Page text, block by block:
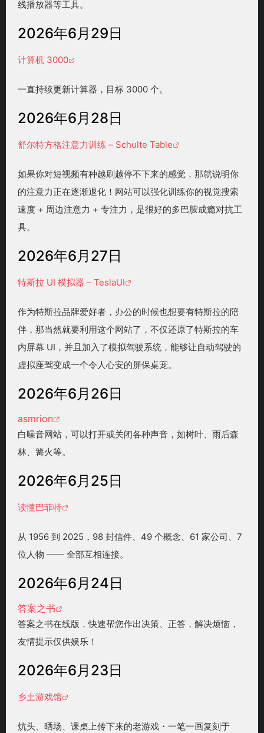
线播放器等工具。
2026年6月29日
计算机 3000
一直持续更新计算器，目标 3000 个。
2026年6月28日
舒尔特方格注意力训练 – Schulte Table
如果你对短视频有种越刷越停不下来的感觉，那就说明你
的注意力正在逐渐退化！网站可以强化训练你的视觉搜索
速度 + 周边注意力 + 专注力，是很好的多巴胺成瘾对抗工
具。
2026年6月27日
特斯拉 UI 模拟器 – TeslaUI
作为特斯拉品牌爱好者，办公的时候也想要有特斯拉的陪
伴，那当然就要利用这个网站了，不仅还原了特斯拉的车
内屏幕 UI，并且加入了模拟驾驶系统，能够让自动驾驶的
虚拟座驾变成一个令人心安的屏保桌宠。
2026年6月26日
asmrion
白噪音网站，可以打开或关闭各种声音，如树叶、雨后森
林、篝火等。
2026年6月25日
读懂巴菲特
从 1956 到 2025，98 封信件、49 个概念、61 家公司、7
位人物 —— 全部互相连接。
2026年6月24日
答案之书
答案之书在线版，快速帮您作出决策、正答，解决烦恼，
友情提示仅供娱乐！
2026年6月23日
乡土游戏馆
炕头、晒场、课桌上传下来的老游戏・一笔一画复刻于